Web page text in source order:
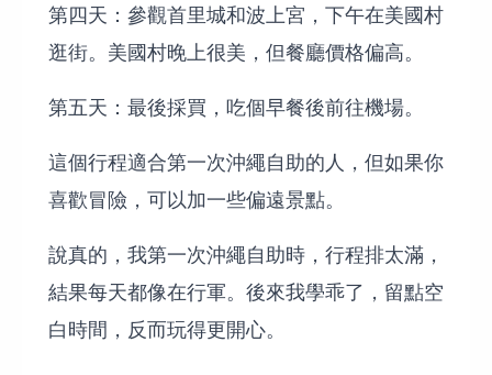
第四天：參觀首里城和波上宮，下午在美國村
逛街。美國村晚上很美，但餐廳價格偏高。
第五天：最後採買，吃個早餐後前往機場。
這個行程適合第一次沖繩自助的人，但如果你
喜歡冒險，可以加一些偏遠景點。
說真的，我第一次沖繩自助時，行程排太滿，
結果每天都像在行軍。後來我學乖了，留點空
白時間，反而玩得更開心。